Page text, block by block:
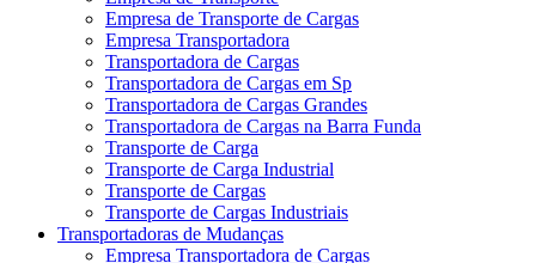
Empresa de Transporte de Cargas
Empresa Transportadora
Transportadora de Cargas
Transportadora de Cargas em Sp
Transportadora de Cargas Grandes
Transportadora de Cargas na Barra Funda
Transporte de Carga
Transporte de Carga Industrial
Transporte de Cargas
Transporte de Cargas Industriais
Transportadoras de Mudanças
Empresa Transportadora de Cargas